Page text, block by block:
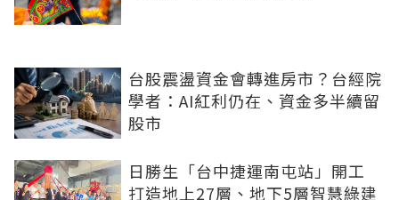
台股震盪資金會轉進房市？台經院
學者：AI紅利仍在、資金多半續留
股市
日勝生「台中捷運南屯站」開工
打造地上27層、地下5層智慧綠建